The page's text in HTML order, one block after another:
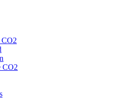
CO2
CO2